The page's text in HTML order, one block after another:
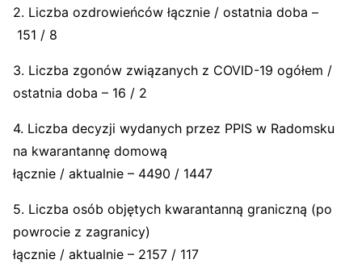
2. Liczba ozdrowieńców łącznie / ostatnia doba –
151 / 8
3. Liczba zgonów związanych z COVID-19 ogółem /
ostatnia doba – 16 / 2
4. Liczba decyzji wydanych przez PPIS w Radomsku
na kwarantannę domową
łącznie / aktualnie – 4490 / 1447
5. Liczba osób objętych kwarantanną graniczną (po
powrocie z zagranicy)
łącznie / aktualnie – 2157 / 117